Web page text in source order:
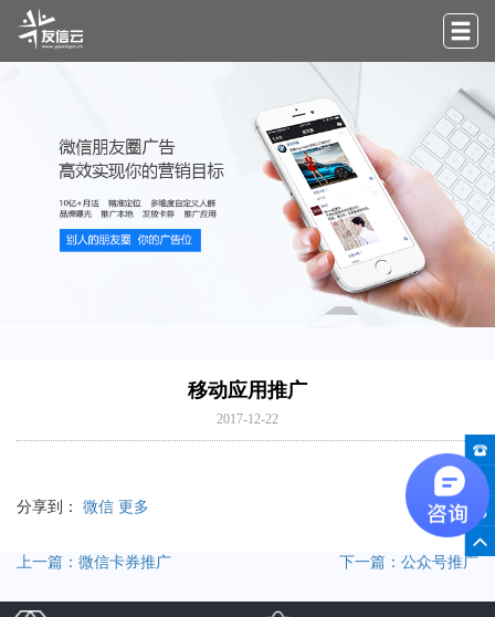
移动应用推广
2017-12-22
分享到： 微信 更多
上一篇：微信卡券推广 下一篇：公众号推广